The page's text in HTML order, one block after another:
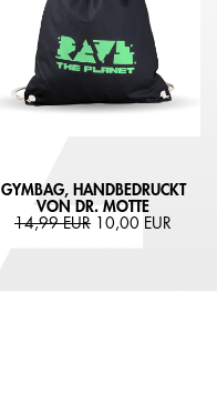
GYMBAG, HANDBEDRUCKT
VON DR. MOTTE
14,99 EUR 10,00 EUR